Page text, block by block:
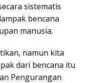
sistematis
bencana
manusia.
namun kita
dari bencana itu
Pengurangan